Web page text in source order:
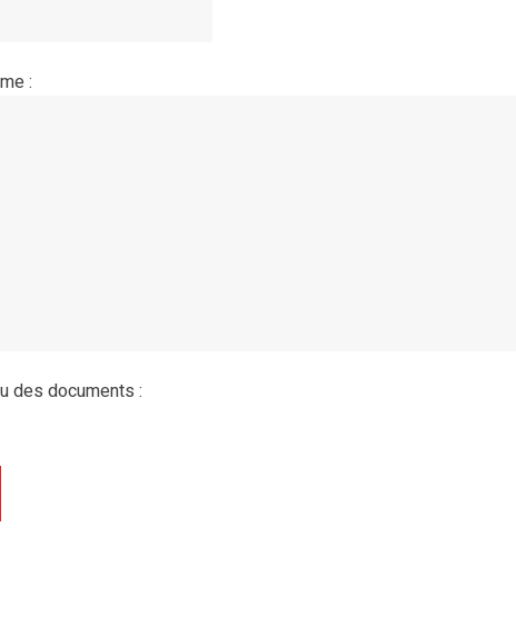
:
des documents :